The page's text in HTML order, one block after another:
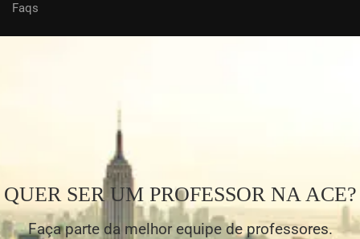
Faqs
QUER SER UM PROFESSOR NA ACE?
Faça parte da melhor equipe de professores.